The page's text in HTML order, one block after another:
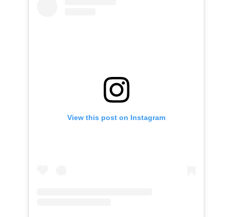
View this post on Instagram